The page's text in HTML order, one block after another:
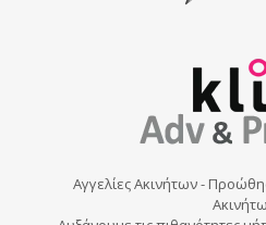
Αγγελίες Ακινήτων -